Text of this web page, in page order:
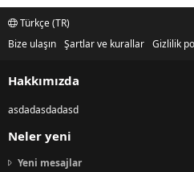
Türkçe (TR)
Bize ulaşın Şartlar ve kurallar Gizlilik
Hakkımızda
asdadasdadasd
Neler yeni
Yeni mesajlar